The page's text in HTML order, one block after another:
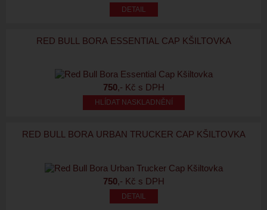
RED BULL BORA ESSENTIAL CAP KŠILTOVKA
750,- Kč s DPH
HLÍDAT NASKLADNĚNÍ
RED BULL BORA URBAN TRUCKER CAP KŠILTOVKA
750,- Kč s DPH